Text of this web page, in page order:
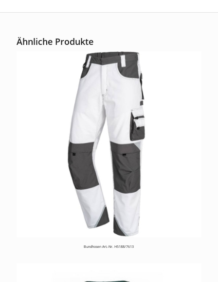
Ähnliche Produkte
Bundhosen Art.-Nr. H5188/7613